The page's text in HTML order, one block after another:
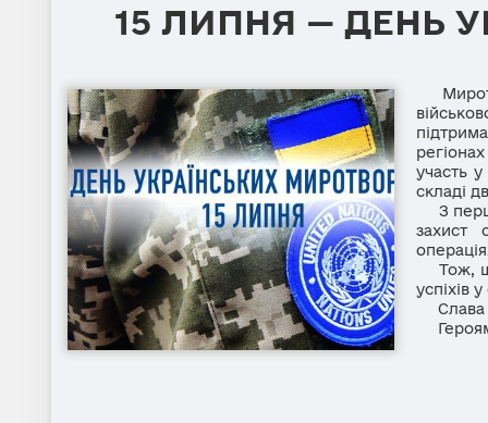
15 ЛИПНЯ — ДЕНЬ
участь
складі
З
захист
Тож,
успіхів
Слава